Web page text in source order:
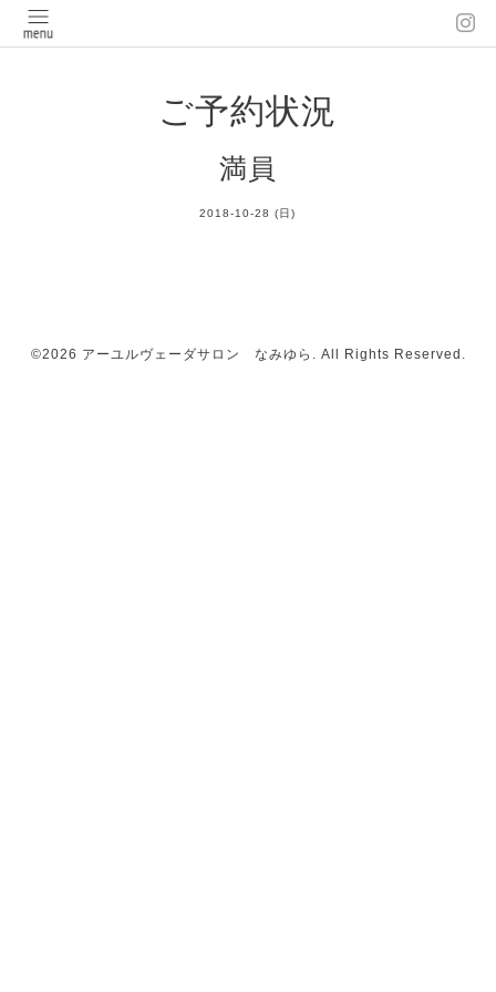
ご予約状況
満員
2018-10-28 (日)
©2026 アーユルヴェーダサロン なみゆら . All Rights Reserved.